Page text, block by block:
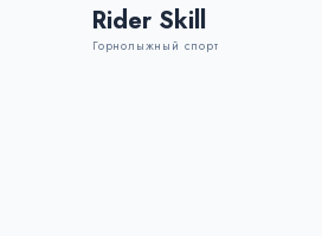
Rider Skill
Горнолыжный спорт